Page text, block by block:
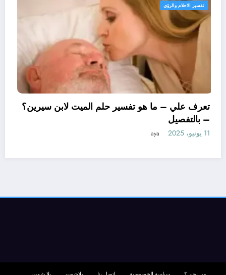
تفسير الاحلام والرؤى
تعرف علي – ما هو تفسير حلم
لتفسير حلم